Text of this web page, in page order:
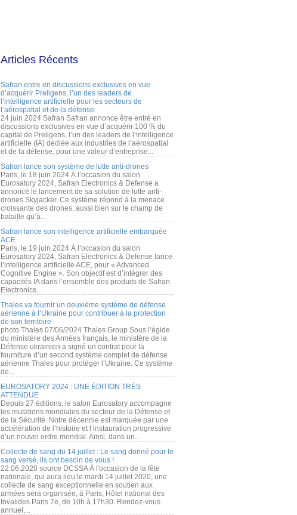
Articles Récents
Safran entre en discussions exclusives en vue
d’acquérir Preligens, l’un des leaders de
l’intelligence artificielle pour les secteurs de
l’aérospatial et de la défense
24 juin 2024 Safran Safran annonce être entré en
discussions exclusives en vue d’acquérir 100 % du
capital de Preligens, l’un des leaders de l’intelligence
artificielle (IA) dédiée aux industries de l’aérospatial
et de la défense, pour une valeur d’entreprise...
Safran lance son système de lutte anti-drones
Paris, le 18 juin 2024 À l’occasion du salon
Eurosatory 2024, Safran Electronics & Defense a
annoncé le lancement de sa solution de lutte anti-
drones Skyjacker. Ce système répond à la menace
croissante des drones, aussi bien sur le champ de
bataille qu’à...
Safran lance son intelligence artificielle embarquée
ACE
Paris, le 19 juin 2024 À l’occasion du salon
Eurosatory 2024, Safran Electronics & Defense lance
l’intelligence artificielle ACE, pour « Advanced
Cognitive Engine ». Son objectif est d’intégrer des
capacités IA dans l’ensemble des produits de Safran
Electronics...
Thales va fournir un deuxième système de défense
aérienne à l’Ukraine pour contribuer à la protection
de son territoire
photo Thales 07/06/2024 Thales Group Sous l’égide
du ministère des Armées français, le ministère de la
Défense ukrainien a signé un contrat pour la
fourniture d’un second système complet de défense
aérienne Thales pour protéger l’Ukraine. Ce système
de...
EUROSATORY 2024 : UNE ÉDITION TRÈS
ATTENDUE
Depuis 27 éditions, le salon Eurosatory accompagne
les mutations mondiales du secteur de la Défense et
de la Sécurité. Notre décennie est marquée par une
accélération de l’histoire et l’instauration progressive
d’un nouvel ordre mondial. Ainsi, dans un...
Collecte de sang du 14 juillet : Le sang donné pour le
sang versé, ils ont besoin de vous !
22.06.2020 source DCSSA À l'occasion de la fête
nationale, qui aura lieu le mardi 14 juillet 2020, une
collecte de sang exceptionnelle en soutien aux
armées sera organisée, à Paris, Hôtel national des
Invalides Paris 7e, de 10h à 17h30. Rendez-vous
annuel,...